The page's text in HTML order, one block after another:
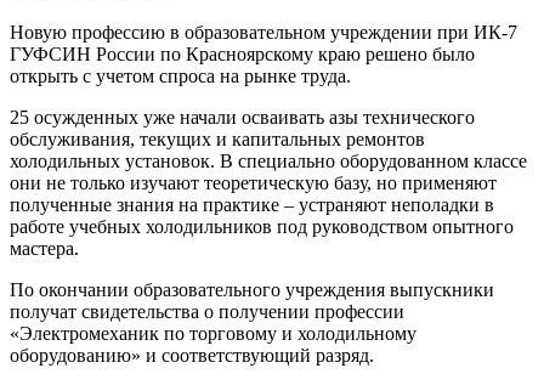
Новую профессию в образовательном учреждении при ИК-7
ГУФСИН России по Красноярскому краю решено было
открыть с учетом спроса на рынке труда.
25 осужденных уже начали осваивать азы технического
обслуживания, текущих и капитальных ремонтов
холодильных установок. В специально оборудованном классе
они не только изучают теоретическую базу, но применяют
полученные знания на практике – устраняют неполадки в
работе учебных холодильников под руководством опытного
мастера.
По окончании образовательного учреждения выпускники
получат свидетельства о получении профессии
«Электромеханик по торговому и холодильному
оборудованию» и соответствующий разряд.